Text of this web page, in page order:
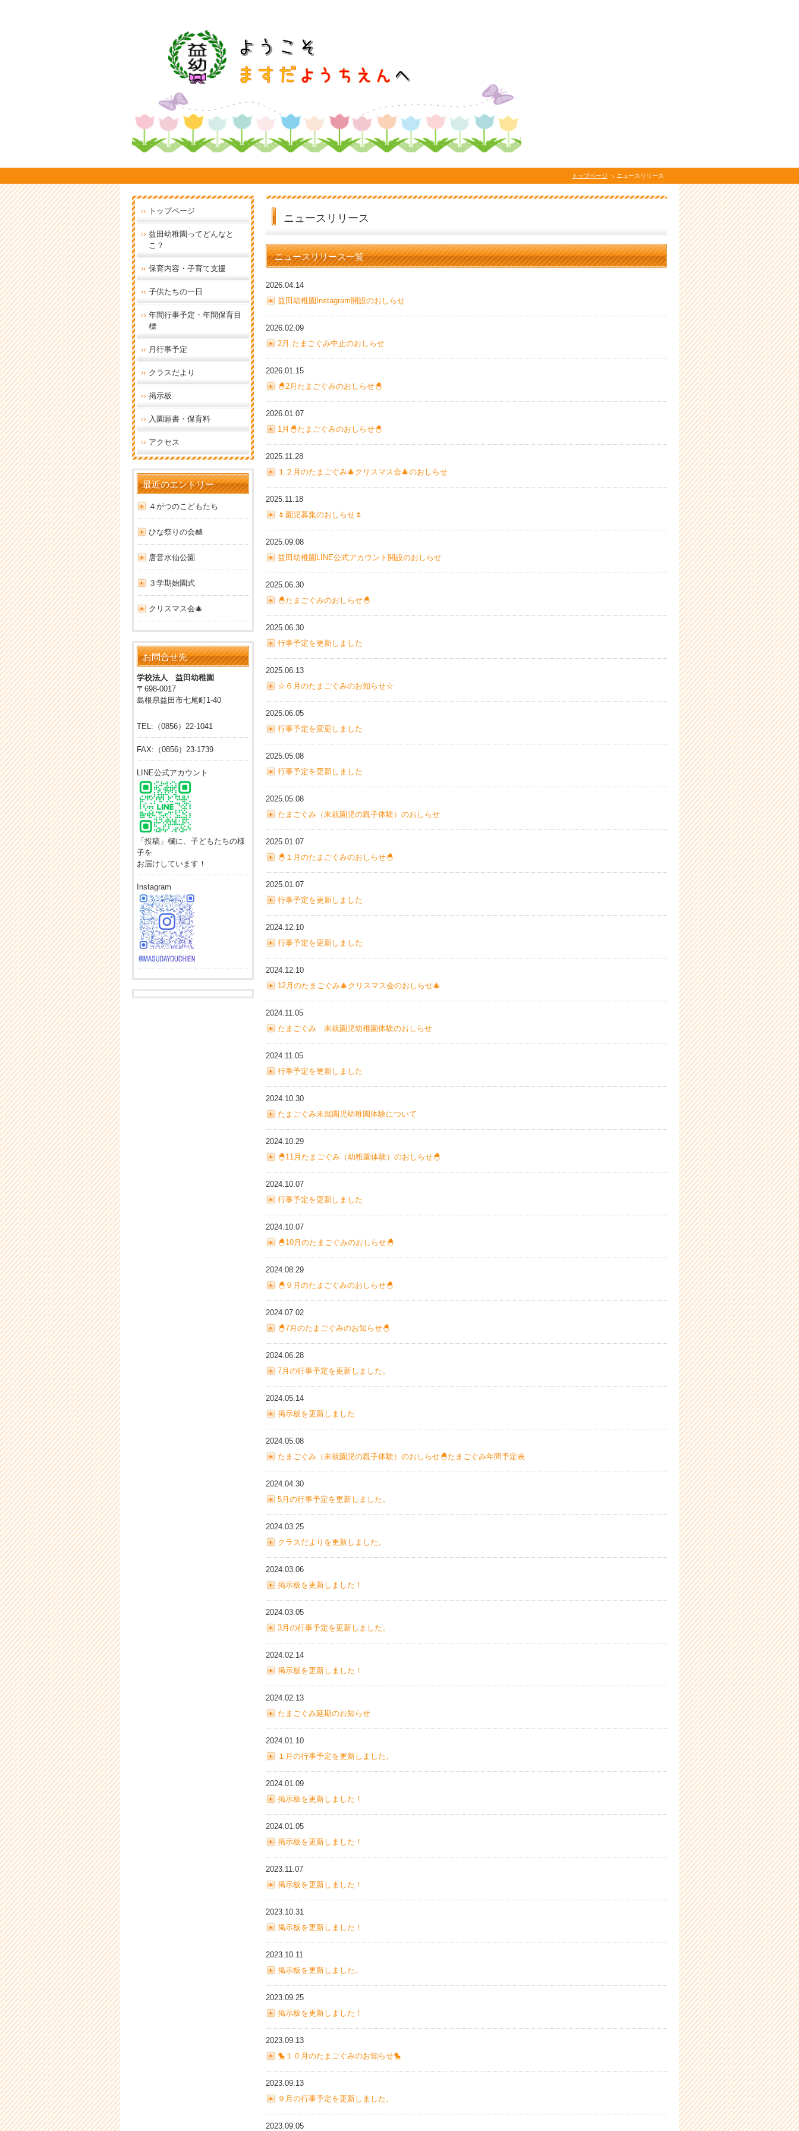
トップページ ニュースリリース
ニュースリリース
ニュースリリース一覧
2026.04.14
益田幼稚園Instagram開設のおしらせ
2026.02.09
2月 たまごぐみ中止のおしらせ
2026.01.15
🐣2月たまごぐみのおしらせ🐣
2026.01.07
1月🐣たまごぐみのおしらせ🐣
2025.11.28
１２月のたまごぐみ🎄クリスマス会🎄のおしらせ
2025.11.18
🌷園児募集のおしらせ🌷
2025.09.08
益田幼稚園LINE公式アカウント開設のおしらせ
2025.06.30
🐣たまごぐみのおしらせ🐣
2025.06.30
行事予定を更新しました
2025.06.13
☆６月のたまごぐみのお知らせ☆
2025.06.05
行事予定を変更しました
2025.05.08
行事予定を更新しました
2025.05.08
たまごぐみ（未就園児の親子体験）のおしらせ
2025.01.07
🐣１月のたまごぐみのおしらせ🐣
2025.01.07
行事予定を更新しました
2024.12.10
行事予定を更新しました
2024.12.10
12月のたまごぐみ🎄クリスマス会のおしらせ🎄
2024.11.05
たまごぐみ 未就園児幼稚園体験のおしらせ
2024.11.05
行事予定を更新しました
2024.10.30
たまごぐみ未就園児幼稚園体験について
2024.10.29
🐣11月たまごぐみ（幼稚園体験）のおしらせ🐣
2024.10.07
行事予定を更新しました
2024.10.07
🐣10月のたまごぐみのおしらせ🐣
2024.08.29
🐣９月のたまごぐみのおしらせ🐣
2024.07.02
🐣7月のたまごぐみのお知らせ🐣
2024.06.28
7月の行事予定を更新しました。
2024.05.14
掲示板を更新しました
2024.05.08
たまごぐみ（未就園児の親子体験）のおしらせ🐣たまごぐみ年間予定表
2024.04.30
5月の行事予定を更新しました。
2024.03.25
クラスだよりを更新しました。
2024.03.06
掲示板を更新しました！
2024.03.05
3月の行事予定を更新しました。
2024.02.14
掲示板を更新しました！
2024.02.13
たまごぐみ延期のお知らせ
2024.01.10
１月の行事予定を更新しました。
2024.01.09
掲示板を更新しました！
2024.01.05
掲示板を更新しました！
2023.11.07
掲示板を更新しました！
2023.10.31
掲示板を更新しました！
2023.10.11
掲示板を更新しました。
2023.09.25
掲示板を更新しました！
2023.09.13
🐤１０月のたまごぐみのお知らせ🐤
2023.09.13
９月の行事予定を更新しました。
2023.09.05
トップページ
益田幼稚園ってどんなと
こ？
保育内容・子育て支援
子供たちの一日
年間行事予定・年間保育目
標
月行事予定
クラスだより
掲示板
入園願書・保育料
アクセス
最近のエントリー
４がつのこどもたち
ひな祭りの会🎎
唐音水仙公園
３学期始園式
クリスマス会🎄
お問合せ先
学校法人 益田幼稚園
〒698-0017
島根県益田市七尾町1-40
TEL:（0856）22-1041
FAX:（0856）23-1739
LINE公式アカウント
「投稿」欄に、子どもたちの様
子を
お届けしています！
Instagram